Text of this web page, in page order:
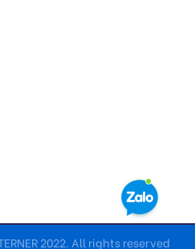
2022. All rights reserved